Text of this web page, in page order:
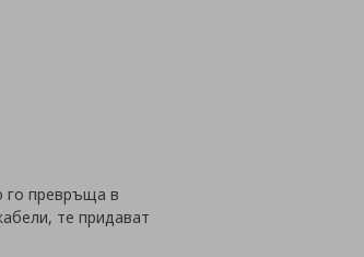
го превръща в
те придават